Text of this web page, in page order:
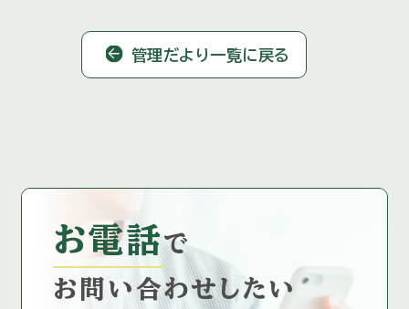
管理だより一覧に戻る
お電話で
お問い合わせしたい